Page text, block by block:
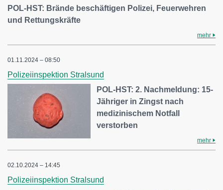
POL-HST: Brände beschäftigen Polizei, Feuerwehren
und Rettungskräfte
mehr
01.11.2024 – 08:50
Polizeiinspektion Stralsund
POL-HST: 2. Nachmeldung: 15-
Jähriger in Zingst nach
medizinischem Notfall
verstorben
mehr
02.10.2024 – 14:45
Polizeiinspektion Stralsund